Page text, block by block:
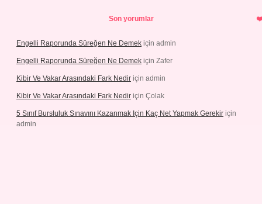
Son yorumlar
Engelli Raporunda Süreğen Ne Demek için admin
Engelli Raporunda Süreğen Ne Demek için Zafer
Kibir Ve Vakar Arasındaki Fark Nedir için admin
Kibir Ve Vakar Arasındaki Fark Nedir için Çolak
5 Sınıf Bursluluk Sınavını Kazanmak Için Kaç Net Yapmak Gerekir için
admin